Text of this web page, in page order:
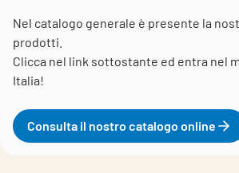
Nel catalogo generale è presente la
prodotti.
Clicca nel link sottostante ed entra nel
Italia!
Consulta il nostro catalogo online